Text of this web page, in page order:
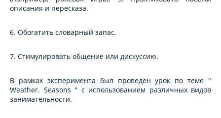
описания и пересказа.
6. Обогатить словарный запас.
7. Стимулировать общение или дискуссию.
В рамках эксперимента был проведен урок по теме "
Weather. Seasons " с использованием различных видов
занимательности.